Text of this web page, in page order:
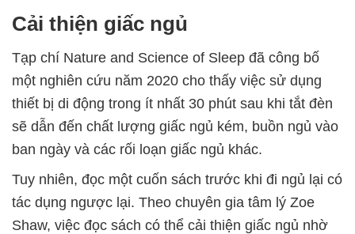
Cải thiện giấc ngủ
Tạp chí Nature and Science of Sleep đã công bố
một nghiên cứu năm 2020 cho thấy việc sử dụng
thiết bị di động trong ít nhất 30 phút sau khi tắt đèn
sẽ dẫn đến chất lượng giấc ngủ kém, buồn ngủ vào
ban ngày và các rối loạn giấc ngủ khác.
Tuy nhiên, đọc một cuốn sách trước khi đi ngủ lại có
tác dụng ngược lại. Theo chuyên gia tâm lý Zoe
Shaw, việc đọc sách có thể cải thiện giấc ngủ nhờ